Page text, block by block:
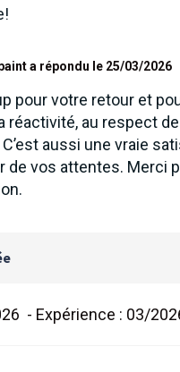
a répondu le 25/03/2026
pour votre retour et
réactivité, au respect
aussi une vraie
de vos attentes. Merci
- Expérience : 03/